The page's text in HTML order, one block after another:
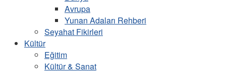
Avrupa
Yunan Adaları Rehberi
Seyahat Fikirleri
Kültür
Eğitim
Kültür & Sanat